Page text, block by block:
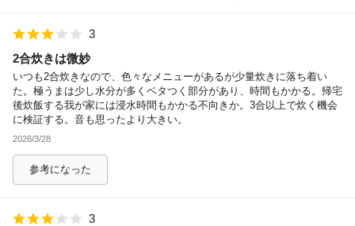
3
2合炊きは微妙
いつも2合炊きなので、色々なメニューがあるが少量炊きに落ち着い
た。極うまは少し水分が多くベタつく部分があり、時間もかかる。帰宅
後炊飯する我が家には浸水時間もかかる不向きか。3合以上で炊く機会
に検証する。音も思ったより大きい。
2026/3/28
参考になった
3
除外ワード